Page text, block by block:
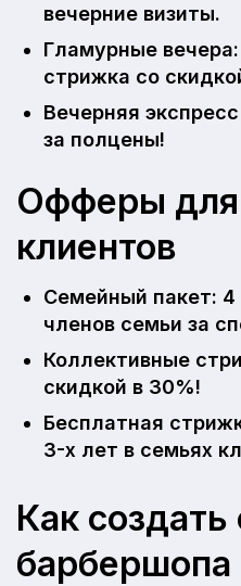
вечерние визиты.
Гламурные
стрижка со
Вечерняя
за полцены!
Офферы
клиентов
Семейный пакет: 4
членов семьи за
Коллективные
скидкой в 30%!
Бесплатная
3-х лет в семьях
Как
барбершопа